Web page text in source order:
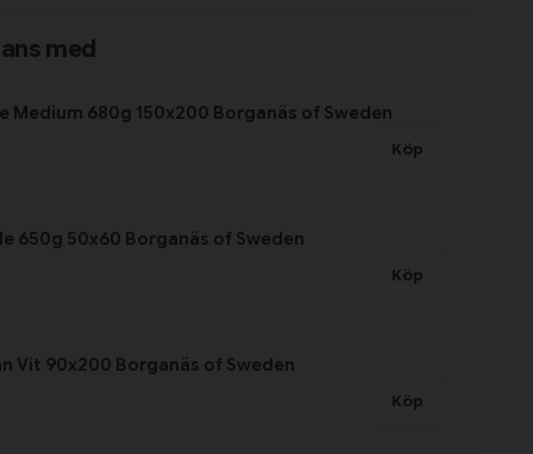
med
Medium 680g 150x200 Borganäs of Sweden
Köp
650g 50x60 Borganäs of Sweden
Köp
Vit 90x200 Borganäs of Sweden
Köp